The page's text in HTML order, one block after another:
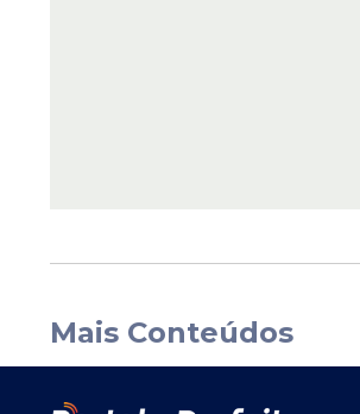
Mais Conteúdos